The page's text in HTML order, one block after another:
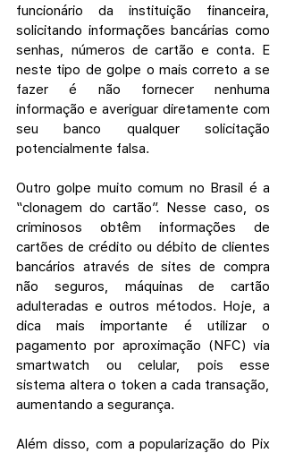
funcionário da instituição financeira,
solicitando informações bancárias como
senhas, números de cartão e conta. E
neste tipo de golpe o mais correto a se
fazer é não fornecer nenhuma
informação e averiguar diretamente com
seu banco qualquer solicitação
potencialmente falsa.
Outro golpe muito comum no Brasil é a
“clonagem do cartão”. Nesse caso, os
criminosos obtêm informações de
cartões de crédito ou débito de clientes
bancários através de sites de compra
não seguros, máquinas de cartão
adulteradas e outros métodos. Hoje, a
dica mais importante é utilizar o
pagamento por aproximação (NFC) via
smartwatch ou celular, pois esse
sistema altera o token a cada transação,
aumentando a segurança.
Além disso, com a popularização do Pix